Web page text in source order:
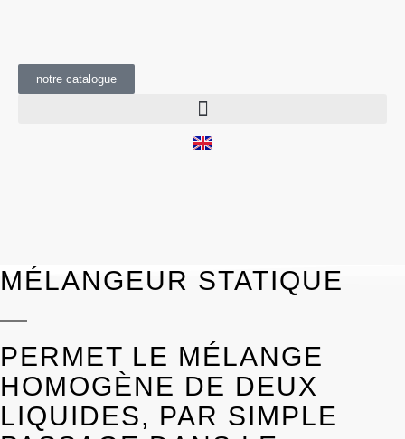
notre catalogue
MÉLANGEUR STATIQUE
PERMET LE MÉLANGE
HOMOGÈNE DE DEUX
LIQUIDES, PAR SIMPLE